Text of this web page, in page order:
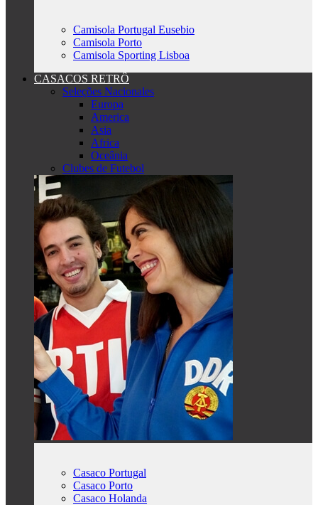
Camisola Portugal Eusebio
Camisola Porto
Camisola Sporting Lisboa
CASACOS RETRÔ
Seleções Nacionales
Europa
America
Asia
Africa
Oceânia
Clubes de Futebol
Casaco Portugal
Casaco Porto
Casaco Holanda